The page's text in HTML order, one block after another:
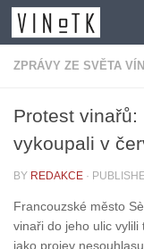
Skip to content
ZPRÁVY ZE SVĚTA
Protest
vykoupali v
BY REDAKCE ·
Francouzské město
vinaři do jeho ulic
jako projev